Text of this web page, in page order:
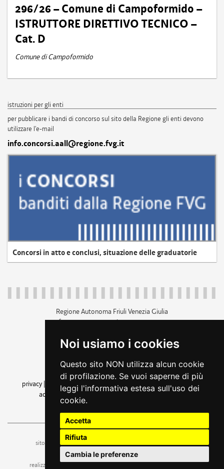
Noi usiamo i cookies
Questo sito NON utilizza alcun cookie
di profilazione. Se vuoi saperne di più
leggi l'informativa estesa sull'uso dei
cookie.
Accetta
Rifiuta
Cambia le preferenze
296/26 – Comune di Campoformido –
ISTRUTTORE DIRETTIVO TECNICO –
Cat. D
Comune di Campoformido
istruzioni per gli enti
per pubblicare i bandi di concorso sul sito della Regione gli enti devono
utilizzare l'e-mail
info.concorsi.aall@regione.fvg.it
Concorsi in atto e conclusi, situazione delle graduatorie
Regione Autonoma Friuli Venezia Giulia
c.f. 80014930327; p.iva 00526040324
+39 040 3771111
amministrazione trasparente
privacy
cookie |note legali accessibilità
dichiarazione di
accessibilità| feedback
cambio preferenze cookie
sito a cura dell'ufficio stampa e comunicazione
realizzazione